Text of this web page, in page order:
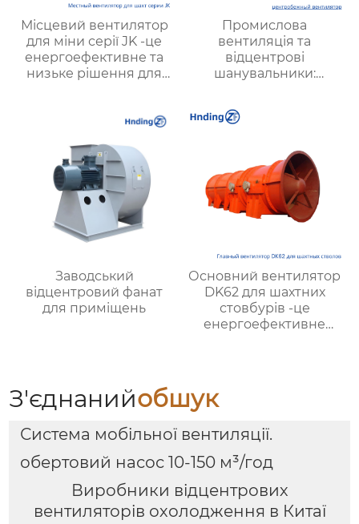
Місцевий вентилятор
для міни серії JK -це
енергоефективне та
низьке рішення для
Промислова
вентиляція та
відцентрові
шанувальники:
оптимізації
виробничих процесів
Заводський
відцентровий фанат
для приміщень
Основний вентилятор
DK62 для шахтних
стовбурів -це
енергоефективне
З'єднанийОбшук
Система мобільної вентиляції.
обертовий насос 10-150 м³/год
Виробники відцентрових
вентиляторів охолодження в Китаї